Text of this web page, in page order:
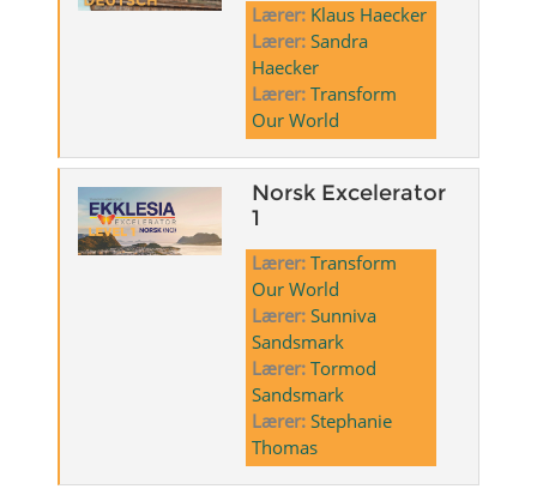
Lærer: Klaus Haecker
Lærer: Sandra
Haecker
Lærer: Transform
Our World
Norsk Excelerator
1
Lærer: Transform
Our World
Lærer: Sunniva
Sandsmark
Lærer: Tormod
Sandsmark
Lærer: Stephanie
Thomas